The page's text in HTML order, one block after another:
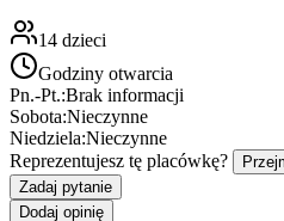
14 dzieci
Godziny otwarcia
Pn.-Pt.:Brak informacji
Sobota:Nieczynne
Niedziela:Nieczynne
Reprezentujesz tę placówkę?
Zadaj pytanie
Dodaj opinię